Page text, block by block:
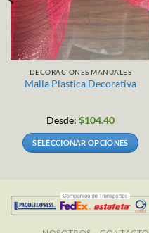
DECORACIONES MANUALES
Malla Plastica Decorativa
Desde: $104.40
SELECCIONAR OPCIONES
múltiples
variantes.